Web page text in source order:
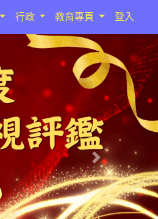
行政 教育專頁 登入
Next